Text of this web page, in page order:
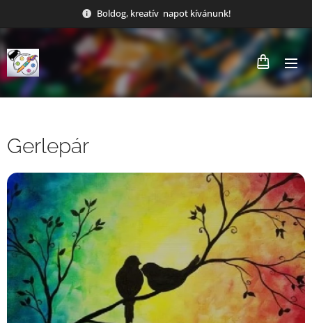
Boldog, kreatív napot kívánunk!
Gerlepár